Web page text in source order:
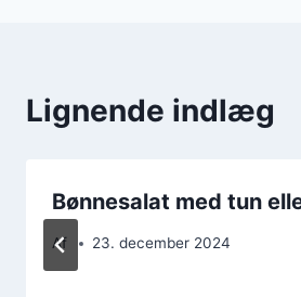
Lignende indlæg
Bønnesalat med tun
Af 23. december 2024